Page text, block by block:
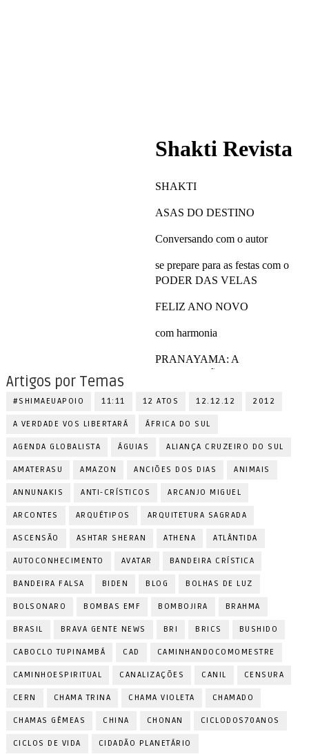
Artigos por Temas
#SHIMAEUAPOIO 11:11 12 ATOS 12.12.12 2012
A VERDADE VOS LIBERTARÁ ÁFRICA DO SUL
AGENDA GLOBALISTA ÁGUIAS ALIANÇA CRUZEIRO DO SUL
AMATERASU AMAZON ANCIÕES DOS DIAS ANIMAIS
ANNUNAKIS ANTI-CRÍSTICOS ARCANJO MIGUEL
ARCONTES ARQUÉTIPOS ARQUITETURA SAGRADA
ASCENSÃO ASHTAR SHERAN ATHENA ATLÂNTIDA
AUTOCONHECIMENTO AVATAR BANDEIRA CRÍSTICA
BANDEIRA FALSA BIDEN BLOG BOLHAS DE LUZ
BOLSONARO BOMBAS EMF BOMBOJIRA BRAHMA
BRASIL BRAVA GENTE NEWS BRI BRICS BUSHIDO
CABOCLO TUPINAMBÁ CAD CAMINHANDOCOMOMESTRE
CAMINHOESPIRITUAL CANALIZAÇÕES CANIL CENSURA
CERN CHAMA TRINA CHAMA VIOLETA CHAMADO
CHAMAS GÊMEAS CHINA CHONAN CICLODOS70ANOS
CICLOS DE VIDA CIDADÃO PLANETÁRIO